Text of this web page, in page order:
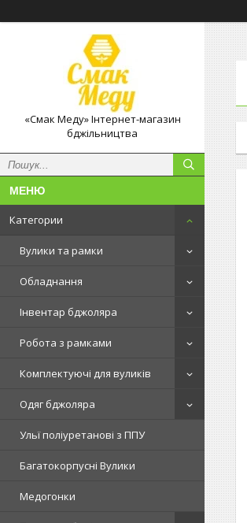
«Смак Меду» Інтернет-магазин
бджільництва
Категории
Вулики та рамки
Обладнання
Інвентар бджоляра
Робота з рамками
Комплектуючі для вуликів
Одяг бджоляра
Ульї поліуретанові з ППУ
Багатокорпусні Вулики
Медогонки